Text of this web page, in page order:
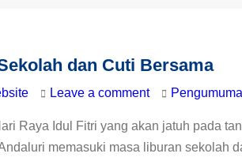
dan Cuti Bersama
Leave a comment
Raya Idul Fitri yang akan jatuh pada
memasuki masa liburan sekolah